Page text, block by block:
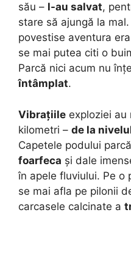
său – l-au salvat,
stare să ajungă la
povestise aventura
se mai putea citi o
Parcă nici acum nu
întâmplat.
Vibrațiile exploziei au
kilometri – de la
Capetele podului
foarfeca și dale
în apele fluviului. Pe o
se mai afla pe pilonii
carcasele calcinate a